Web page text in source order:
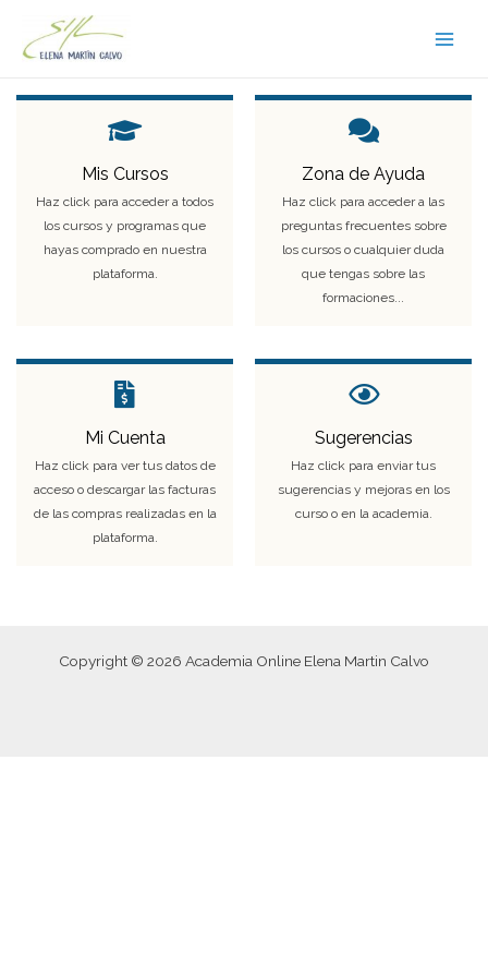
Mis Cursos
Haz click para acceder a todos
los cursos y programas que
hayas comprado en nuestra
plataforma.
Zona de Ayuda
Haz click para acceder a las
preguntas frecuentes sobre
los cursos o cualquier duda
que tengas sobre las
formaciones...
Mi Cuenta
Haz click para ver tus datos de
acceso o descargar las facturas
de las compras realizadas en la
plataforma.
Sugerencias
Haz click para enviar tus
sugerencias y mejoras en los
curso o en la academia.
Copyright © 2026 Academia Online Elena Martin Calvo